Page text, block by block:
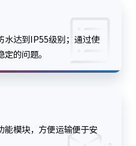
水达到IP55级别；通过使
的问题。
能模块，方便运输便于安